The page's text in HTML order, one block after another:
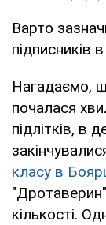
Варто
підписників
Нагадаємо,
почалася
підлітків, в
класу в
кількості.